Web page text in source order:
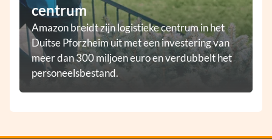
centrum
Amazon breidt zijn logistieke centrum in het
Duitse Pforzheim uit met een investering van
meer dan 300 miljoen euro en verdubbelt het
personeelsbestand.